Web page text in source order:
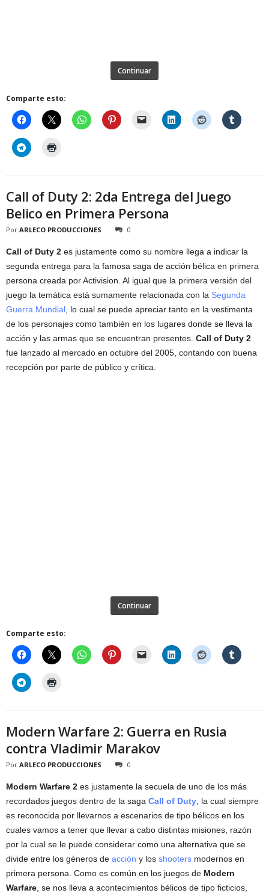
Continuar
Comparte esto:
Call of Duty 2: 2da Entrega del Juego
Belico en Primera Persona
Por ARLECO PRODUCCIONES 0
Call of Duty 2 es justamente como su nombre llega a indicar la
segunda entrega para la famosa saga de acción bélica en primera
persona creada por Activision. Al igual que la primera versión del
juego la temática está sumamente relacionada con la Segunda
Guerra Mundial , lo cual se puede apreciar tanto en la vestimenta
de los personajes como también en los lugares donde se lleva la
acción y las armas que se encuentran presentes. Call of Duty 2
fue lanzado al mercado en octubre del 2005, contando con buena
recepción por parte de público y crítica.
Continuar
Comparte esto:
Modern Warfare 2: Guerra en Rusia
contra Vladimir Marakov
Por ARLECO PRODUCCIONES 0
Modern Warfare 2 es justamente la secuela de uno de los más
recordados juegos dentro de la saga Call of Duty , la cual siempre
es reconocida por llevarnos a escenarios de tipo bélicos en los
cuales vamos a tener que llevar a cabo distintas misiones, razón
por la cual se le puede considerar como una alternativa que se
divide entre los géneros de acción y los shooters modernos en
primera persona. Como es común en los juegos de Modern
Warfare , se nos lleva a acontecimientos bélicos de tipo ficticios,